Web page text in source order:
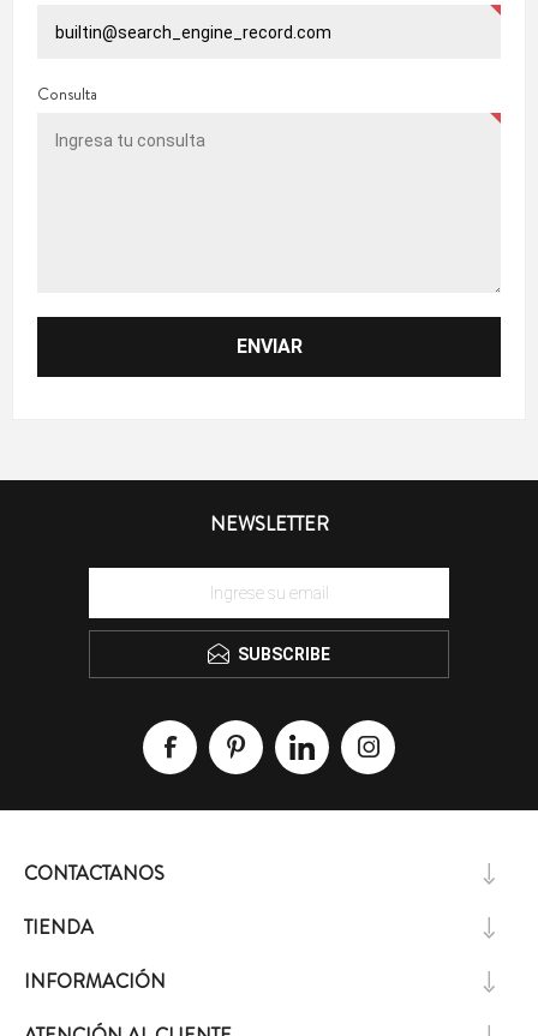
Consulta
NEWSLETTER
SUBSCRIBE
CONTACTANOS
TIENDA
INFORMACIÓN